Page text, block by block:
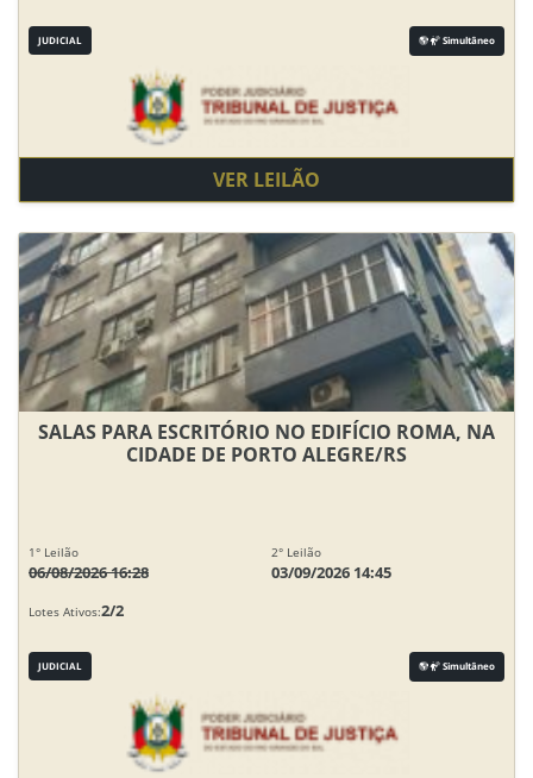
JUDICIAL Simultâneo
VER LEILÃO
SALAS PARA ESCRITÓRIO NO EDIFÍCIO ROMA, NA
CIDADE DE PORTO ALEGRE/RS
1° Leilão
06/08/2026 16:28
2° Leilão
03/09/2026 14:45
Lotes Ativos:2/2
JUDICIAL Simultâneo